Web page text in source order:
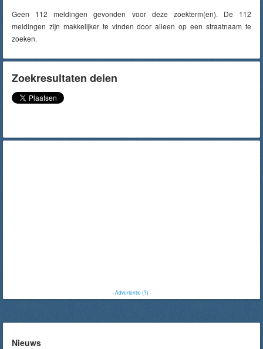
Geen 112 meldingen gevonden voor deze zoekterm(en). De 112
meldingen zijn makkelijker te vinden door alleen op een straatnaam te
zoeken.
Zoekresultaten delen
-Advertentie (?)-
Nieuws